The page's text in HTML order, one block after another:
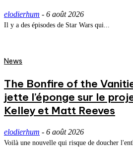
elodierhum - 6 août 2026
Il y a des épisodes de Star Wars qui...
News
The Bonfire of the
jette l’éponge sur le
Kelley et Matt Reeves
elodierhum - 6 août 2026
Voilà une nouvelle qui risque de doucher